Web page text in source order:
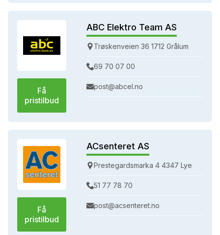
Få
pristilbud
ABC Elektro Team AS
Trøskenveien 36 1712 Grålum
69 70 07 00
post@abcel.no
Få
pristilbud
ACsenteret AS
Prestegardsmarka 4 4347 Lye
51 77 78 70
post@acsenteret.no